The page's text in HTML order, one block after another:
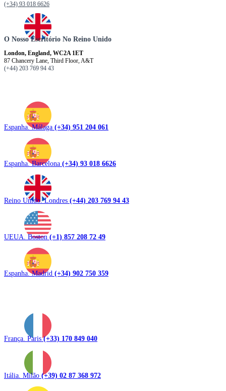
(+34) 93 018 6626
O Nosso Escritório No Reino Unido
London, England, WC2A 1ET
87 Chancery Lane, Third Floor, A&T
(+44) 203 769 94 43
Espanha. Málaga (+34) 951 204 061
Espanha. Barcelona (+34) 93 018 6626
Reino Unido. Londres (+44) 203 769 94 43
UEUA. Boston(+1) 857 208 72 49
Espanha. Madrid (+34) 902 750 359
França. Paris(+33) 170 849 040
Itália. Milão (+39) 02 87 368 972